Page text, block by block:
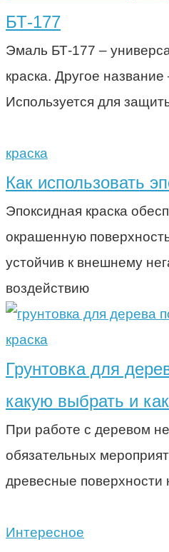
БТ-177
Эмаль БТ-177 –
краска. Другое
Используется для
краска
Как использовать
Эпоксидная краска
окрашенную
устойчив к внешнему
воздействию
краска
Грунтовка для
какую выбрать и
При работе с деревом
обязательных
древесные поверхности
Интересное